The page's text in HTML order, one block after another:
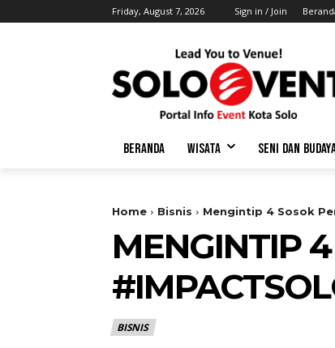
Friday, August 7, 2026 Sign in / Join
BERANDA WISATA SENI DAN
Home Bisnis Mengintip 4 Sosok
MENGINTIP
BISNIS